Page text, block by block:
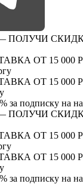
ПОЛУЧИ
ОТ 15 000
ОТ 15 000
за подписку на
ПОЛУЧИ
ОТ 15 000
ОТ 15 000
за подписку на